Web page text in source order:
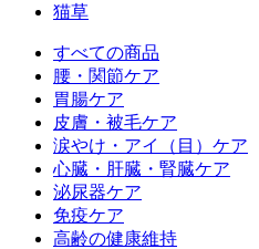
猫草
すべての商品
腰・関節ケア
胃腸ケア
皮膚・被毛ケア
涙やけ・アイ（目）ケア
心臓・肝臓・腎臓ケア
泌尿器ケア
免疫ケア
高齢の健康維持